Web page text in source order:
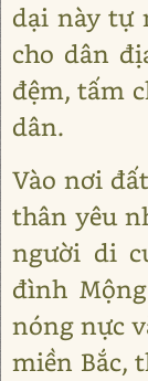
dại này tự
cho dân
đệm, tấm
dân.
Vào nơi
thân yêu
người di
đình
nóng nực
miền Bắc,